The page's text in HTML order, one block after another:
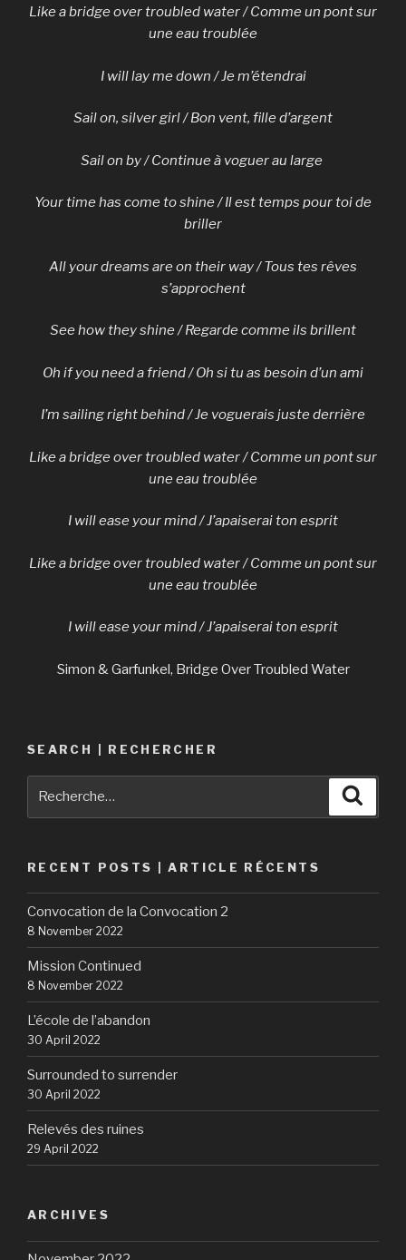
Like a bridge over troubled water / Comme un pont sur
une eau troublée
I will lay me down / Je m’étendrai
Sail on, silver girl / Bon vent, fille d’argent
Sail on by / Continue à voguer au large
Your time has come to shine / Il est temps pour toi de
briller
All your dreams are on their way / Tous tes rêves
s’approchent
See how they shine / Regarde comme ils brillent
Oh if you need a friend / Oh si tu as besoin d’un ami
I’m sailing right behind / Je voguerais juste derrière
Like a bridge over troubled water / Comme un pont sur
une eau troublée
I will ease your mind / J’apaiserai ton esprit
Like a bridge over troubled water / Comme un pont sur
une eau troublée
I will ease your mind / J’apaiserai ton esprit
Simon & Garfunkel, Bridge Over Troubled Water
SEARCH | RECHERCHER
RECENT POSTS | ARTICLE RÉCENTS
Convocation de la Convocation 2
8 November 2022
Mission Continued
8 November 2022
L’école de l’abandon
30 April 2022
Surrounded to surrender
30 April 2022
Relevés des ruines
29 April 2022
ARCHIVES